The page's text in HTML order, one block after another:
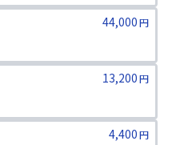
44,000円
13,200円
4,400円